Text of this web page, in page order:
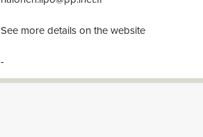
See more details on the website
-